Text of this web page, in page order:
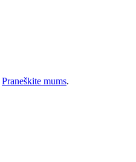
Praneškite mums.